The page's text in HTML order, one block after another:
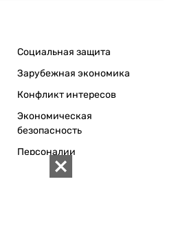
Социальная защита
Зарубежная экономика
Конфликт интересов
Экономическая
безопасность
Персоналии
История